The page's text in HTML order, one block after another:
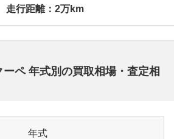
走行距離：2万km
ペ 年式別の買取相場・査定相
年式